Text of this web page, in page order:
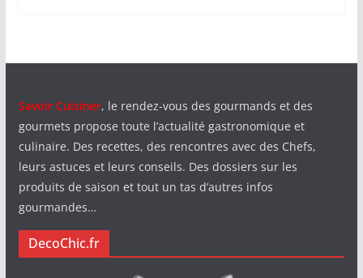
Savoir Cuisiner, le rendez-vous des gourmands et des
gourmets propose toute l’actualité gastronomique et
culinaire. Des recettes, des rencontres avec des Chefs,
leurs astuces et leurs conseils. Des dossiers sur les
produits de saison et tout un tas d’autres infos
gourmandes…
DecoChic.fr